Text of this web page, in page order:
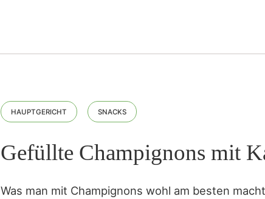
HAUPTGERICHT SNACKS
Gefüllte Champignons mit
Was man mit Champignons wohl am besten